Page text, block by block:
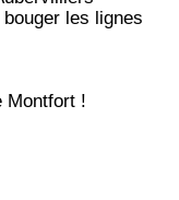
les lignes
Montfort !